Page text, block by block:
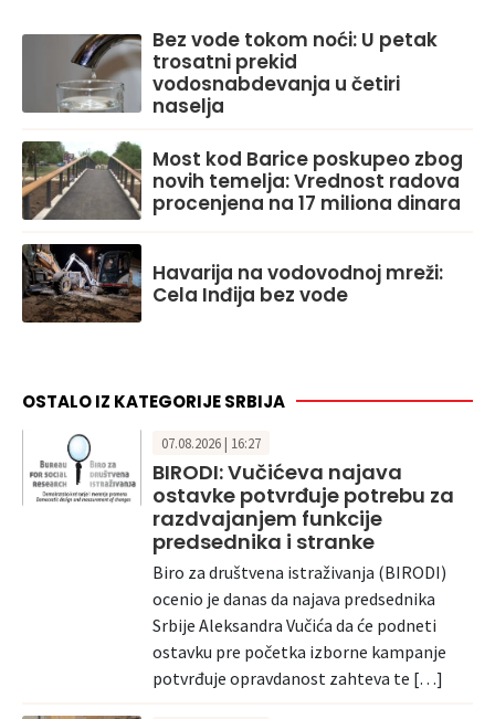
Bez vode tokom noći: U petak
trosatni prekid
vodosnabdevanja u četiri
naselja
Most kod Barice poskupeo zbog
novih temelja: Vrednost radova
procenjena na 17 miliona dinara
Havarija na vodovodnoj mreži:
Cela Inđija bez vode
OSTALO IZ KATEGORIJE SRBIJA
07.08.2026 | 16:27
BIRODI: Vučićeva najava
ostavke potvrđuje potrebu za
razdvajanjem funkcije
predsednika i stranke
Biro za društvena istraživanja (BIRODI)
ocenio je danas da najava predsednika
Srbije Aleksandra Vučića da će podneti
ostavku pre početka izborne kampanje
potvrđuje opravdanost zahteva te […]